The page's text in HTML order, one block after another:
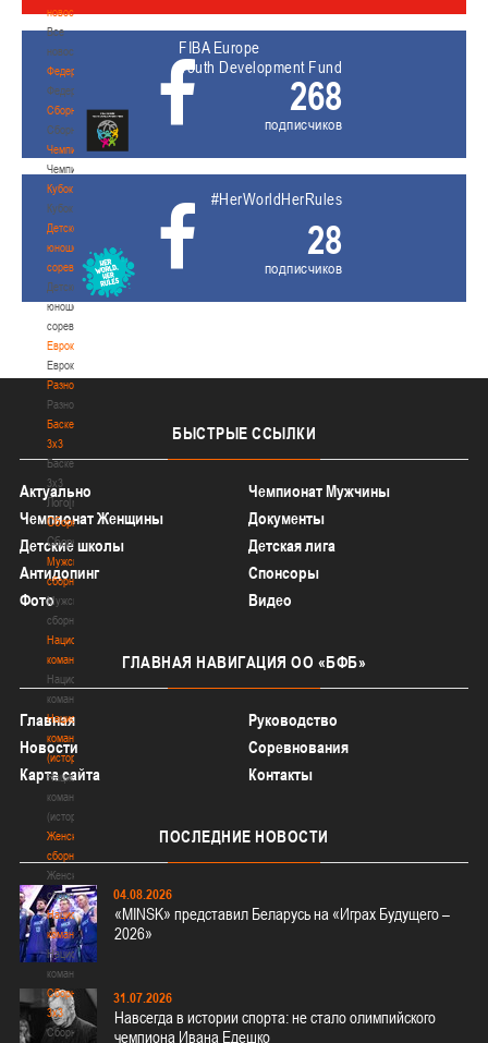
новости
Все
новости
Федерация
Федерация
Сборные
Сборные
Чемпионат
Чемпионат
Кубок
Кубок
Детско-
юношеские
соревнования
Детско-
юношеские
соревнования
Еврокубки
Еврокубки
Разное
Разное
Баскетбол
3х3
Баскетбол
3х3
Лого[modid=121]
Сборные
Сборные
Мужские
сборные
Мужские
сборные
Национальная
команда
Национальная
команда
Национальная
команда
(история)
Национальная
команда
(история)
Женские
сборные
Женские
сборные
Национальная
команда
Национальная
команда
Сборные
3х3
Сборные
FIBA Europe
Youth Development Fund
268
подписчиков
#HerWorldHerRules
28
подписчиков
БЫСТРЫЕ ССЫЛКИ
Актуально
Чемпионат Мужчины
Чемпионат Женщины
Документы
Детские школы
Детская лига
Антидопинг
Спонсоры
Фото
Видео
ГЛАВНАЯ НАВИГАЦИЯ ОО «БФБ»
Главная
Руководство
Новости
Соревнования
Карта сайта
Контакты
ПОСЛЕДНИЕ НОВОСТИ
04.08.2026
«MINSK» представил Беларусь на «Играх Будущего –
2026»
31.07.2026
Навсегда в истории спорта: не стало олимпийского
чемпиона Ивана Едешко